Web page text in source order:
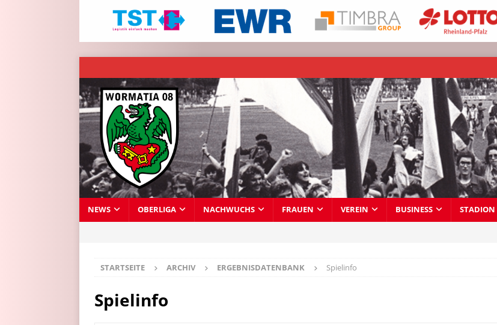
NEWS OBERLIGA NACHWUCHS FRAUEN VEREIN BUSINESS STADION
STARTSEITE ARCHIV ERGEBNISDATENBANK Spielinfo
Spielinfo